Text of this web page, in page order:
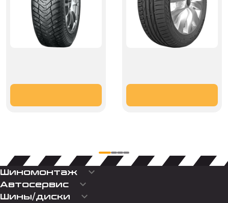
Шиномонтаж keyboard_arrow_down
Автосервис keyboard_arrow_down
Шины/диски keyboard_arrow_down